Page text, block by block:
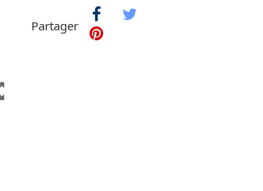
Partager